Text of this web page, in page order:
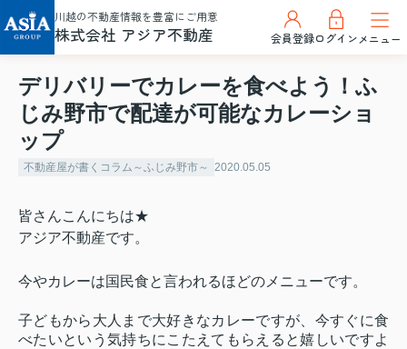
川越の不動産情報を豊富にご用意
株式会社 アジア不動産 会員登録ログインメニュー
デリバリーでカレーを食べよう！ふ
じみ野市で配達が可能なカレーショ
ップ
不動産屋が書くコラム～ふじみ野市～ 2020.05.05
皆さんこんにちは★
アジア不動産です。
今やカレーは国民食と言われるほどのメニューです。
子どもから大人まで大好きなカレーですが、今すぐに食
べたいという気持ちにこたえてもらえると嬉しいですよ